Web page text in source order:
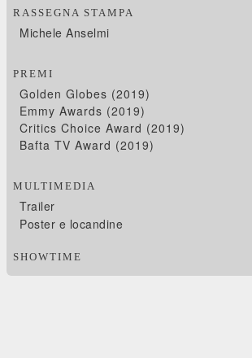
RASSEGNA STAMPA
Michele Anselmi
PREMI
Golden Globes (2019)
Emmy Awards (2019)
Critics Choice Award (2019)
Bafta TV Award (2019)
MULTIMEDIA
Trailer
Poster e locandine
SHOWTIME